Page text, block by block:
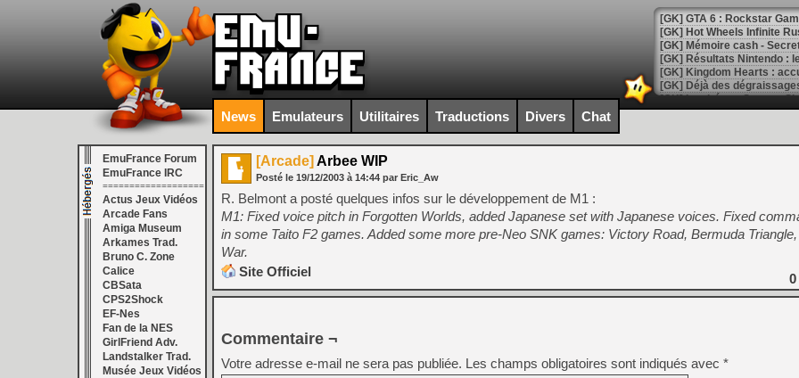
[GK] GTA 6 : Rockstar
[GK] Hot Wheels Infinite
[GK] Mémoire cash -
[GK] Résultats Nintendo :
[GK] Déjà des
[Mo5] Brickboy cherche à
[GK] Minecraft et ses «
[GK] Beast of
[GK] Ubisoft : fin de partie
[GK] Mémoire cash -
[GK] Dan Houser (GTA)
[GK] Comment EA Sports
[GK] Crimson Moon : un
[GK] Isle of Reveries : le
[GK] Moonlighter 2 : The
[GK] Capcom relance
[Mo5] Deux inédits du
[GK] Le beat'em up The
[GK] Endless Legend 2 :
News Emulateurs Utilitaires Traductions Divers Chat
EmuFrance Forum
EmuFrance IRC
===================
Actus Jeux Vidéos
Arcade Fans
Amiga Museum
Arkames Trad.
Bruno C. Zone
Calice
CBSata
CPS2Shock
EF-Nes
Fan de la NES
GirlFriend Adv.
Landstalker Trad.
Musée Jeux Vidéos
[Arcade] Arbee WIP
Posté le 19/12/2003 à 14:44 par Eric_Aw
R. Belmont a posté quelques infos sur le développement de M1 :
M1: Fixed voice pitch in Forgotten Worlds, added Japanese set with Japanese voices. Fixed
in some Taito F2 games. Added some more pre-Neo SNK games: Victory Road, Bermuda
War.
Site Officiel
0
Commentaire ¬
Votre adresse e-mail ne sera pas publiée. Les champs obligatoires sont indiqués avec *